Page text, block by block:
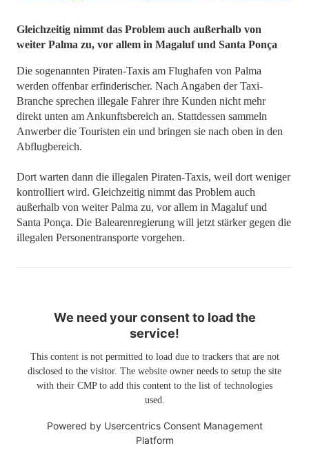
Gleichzeitig nimmt das Problem auch außerhalb von
weiter Palma zu, vor allem in Magaluf und Santa Ponça
Die sogenannten Piraten-Taxis am Flughafen von Palma
werden offenbar erfinderischer. Nach Angaben der Taxi-
Branche sprechen illegale Fahrer ihre Kunden nicht mehr
direkt unten am Ankunftsbereich an. Stattdessen sammeln
Anwerber die Touristen ein und bringen sie nach oben in den
Abflugbereich.
Dort warten dann die illegalen Piraten-Taxis, weil dort weniger
kontrolliert wird. Gleichzeitig nimmt das Problem auch
außerhalb von weiter Palma zu, vor allem in Magaluf und
Santa Ponça. Die Balearenregierung will jetzt stärker gegen die
illegalen Personentransporte vorgehen.
We need your consent to load the
service!
This content is not permitted to load due to trackers that are not
disclosed to the visitor. The website owner needs to setup the site
with their CMP to add this content to the list of technologies
used.
Powered by Usercentrics Consent Management
Platform